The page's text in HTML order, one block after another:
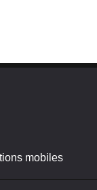
mobiles